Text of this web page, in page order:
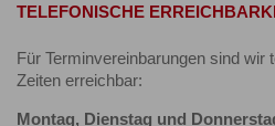
TELEFONISCHE
Für Terminvereinbarungen sind wir
Zeiten erreichbar:
Montag, Dienstag und